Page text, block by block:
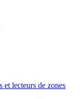
et lecteurs de zones